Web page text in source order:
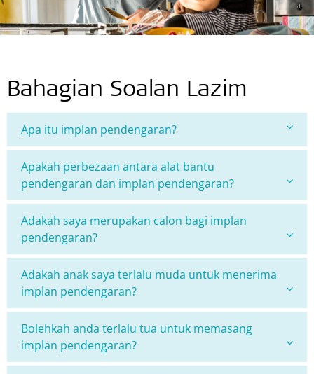
Bahagian Soalan Lazim
Apa itu implan pendengaran?
Apakah perbezaan antara alat bantu
pendengaran dan implan pendengaran?
Adakah saya merupakan calon bagi implan
pendengaran?
Adakah anak saya terlalu muda untuk menerima
implan pendengaran?
Bolehkah anda terlalu tua untuk memasang
implan pendengaran?